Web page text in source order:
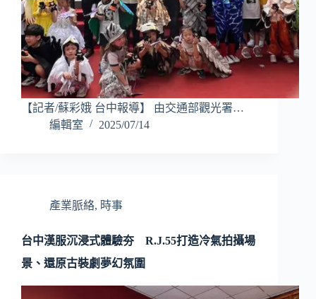
【記者/蘇彩娥 台中報導】 由交通部觀光署…
編輯室
2025/07/14
產業脈絡, 時事
台中漢服沉浸式體驗夯 R.J.55打造冷氣拍攝場
景、還原古裝劇夢幻氛圍